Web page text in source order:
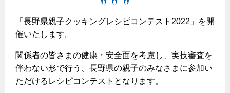
ご請求とお支払いについて
口座振替によるお支払い
クレジットカードによるお支払い
払込書による窓口でのお支払い
払込書によるスマホアプリでのお支払い
清掃性
ガス給湯器とエコキュートの比較
快適性
オススメの商品一覧
最新ガスコンロの実力
グリル活用法
コンロの取替えは
バスルームをリフォーム
その他をリフォーム
電力の自由化について
長野都市ガスのでんきのポイント
電気料金 長野都市ガスでんきプラン
都市ガスでんき 従量電灯Ｂ
ヤミーのレシピ帖
法人のお客様へ
ホーム
「長野県親子クッキングレシピコンテスト2022」を開
催いたします。
関係者の皆さまの健康・安全面を考慮し、実技審査を
伴わない形で行う、長野県の親子のみなさまに参加い
ただけるレシピコンテストとなります。